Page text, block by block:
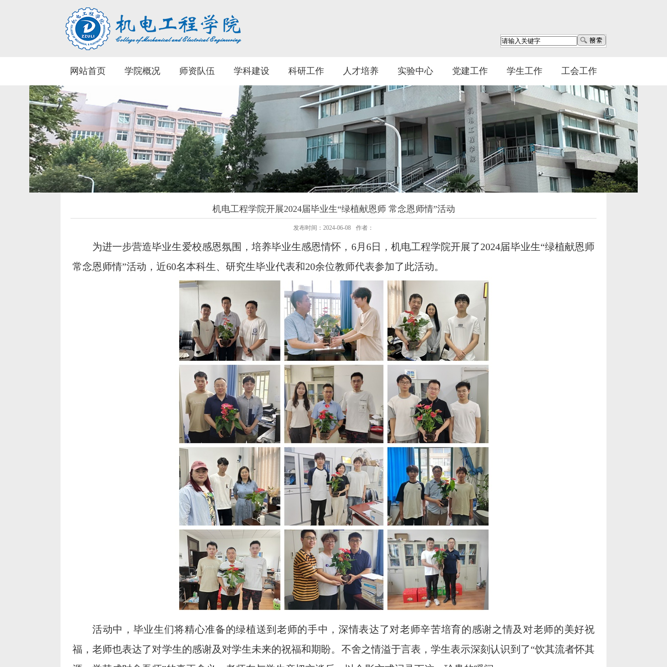
网站首页 学院概况 师资队伍 学科建设 科研工作 人才培养 实验中心 党建工作 学生工作 工会工作
机电工程学院开展2024届毕业生“绿植献恩师 常念恩师情”活动
发布时间：2024-06-08 作者：
为进一步营造毕业生爱校感恩氛围，培养毕业生感恩情怀，6月6日，机电工程学院开展了2024届毕业生“绿植献恩师
常念恩师情”活动，近60名本科生、研究生毕业代表和20余位教师代表参加了此活动。
活动中，毕业生们将精心准备的绿植送到老师的手中，深情表达了对老师辛苦培育的感谢之情及对老师的美好祝
福，老师也表达了对学生的感谢及对学生未来的祝福和期盼。不舍之情溢于言表，学生表示深刻认识到了“饮其流者怀其